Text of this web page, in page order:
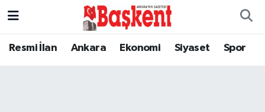
Resmi İlan Ankara Ekonomi Siyaset Spor